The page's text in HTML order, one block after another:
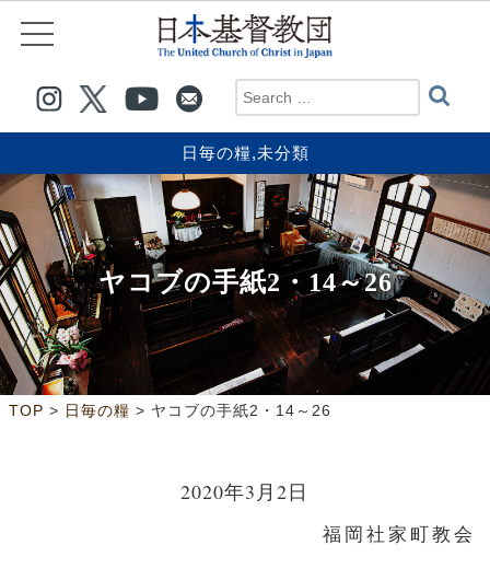
日毎の糧,未分類
ヤコブの手紙2・14～26
TOP > 日毎の糧 > ヤコブの手紙2・14～26
2020年3月2日
福岡社家町教会